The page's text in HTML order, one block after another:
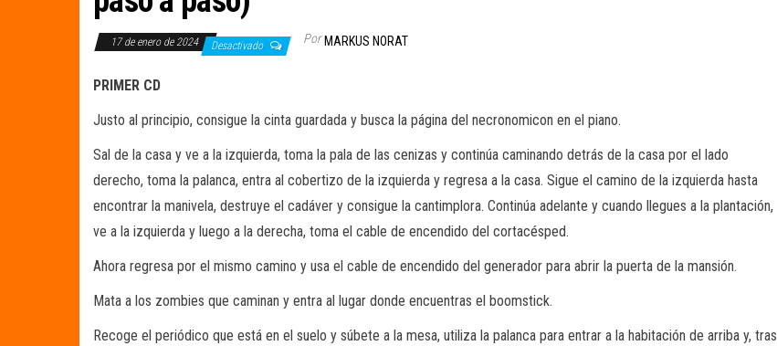
17 de enero de 2024 Desactivado Por MARKUS NORAT
PRIMER CD
Justo al principio, consigue la cinta guardada y busca la página del necronomicon en el piano.
Sal de la casa y ve a la izquierda, toma la pala de las cenizas y continúa caminando detrás de la casa por el lado
derecho, toma la palanca, entra al cobertizo de la izquierda y regresa a la casa. Sigue el camino de la izquierda hasta
encontrar la manivela, destruye el cadáver y consigue la cantimplora. Continúa adelante y cuando llegues a la plantación,
ve a la izquierda y luego a la derecha, toma el cable de encendido del cortacésped.
Ahora regresa por el mismo camino y usa el cable de encendido del generador para abrir la puerta de la mansión.
Mata a los zombies que caminan y entra al lugar donde encuentras el boomstick.
Recoge el periódico que está en el suelo y súbete a la mesa, utiliza la palanca para entrar a la habitación de arriba y, tras